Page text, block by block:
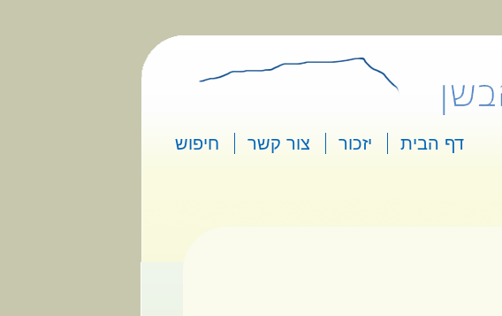
דף הבית יזכור צור קשר חיפוש